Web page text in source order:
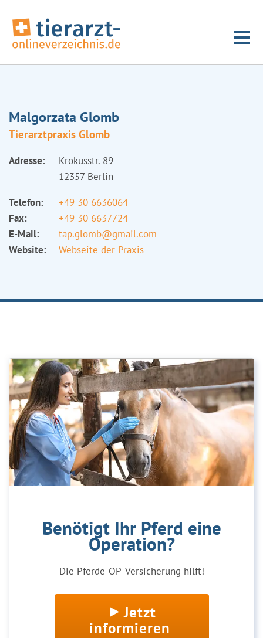
Malgorzata Glomb
Tierarztpraxis Glomb
Adresse:
Krokusstr. 89
12357 Berlin
Telefon:
+49 30 6636064
Fax:
+49 30 6637724
E-Mail:
tap.glomb@gmail.com
Website:
Webseite der Praxis
Benötigt Ihr Pferd eine
Operation?
Die Pferde-OP-Versicherung hilft!
Jetzt
informieren